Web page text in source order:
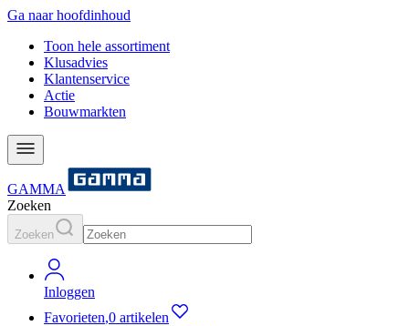
Ga naar hoofdinhoud
Toon hele assortiment
Klusadvies
Klantenservice
Actie
Bouwmarkten
GAMMA
Zoeken
Zoeken
Inloggen
Favorieten,0 artikelen